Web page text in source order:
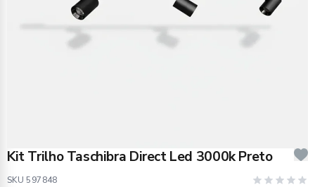
Kit Trilho Taschibra Direct Led 3000k Preto
SKU 597848